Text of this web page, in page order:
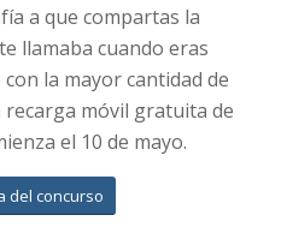
a que compartas la
llamaba cuando eras
la mayor cantidad de
recarga móvil gratuita de
el 10 de mayo.
del concurso